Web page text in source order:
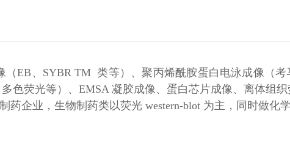
（EB、SYBR TM 类等）、聚丙烯酰胺蛋白电泳成像（考
色荧光等）、EMSA 凝胶成像、蛋白芯片成像、离体组
药企业，生物制药类以荧光 western-blot 为主，同时做化